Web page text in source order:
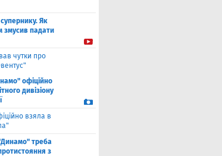
Як
змусив падати
чутки про
офіційно
дивізіону
взяла в
треба
з